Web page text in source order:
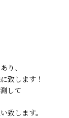
り、
致します！
して
致します。